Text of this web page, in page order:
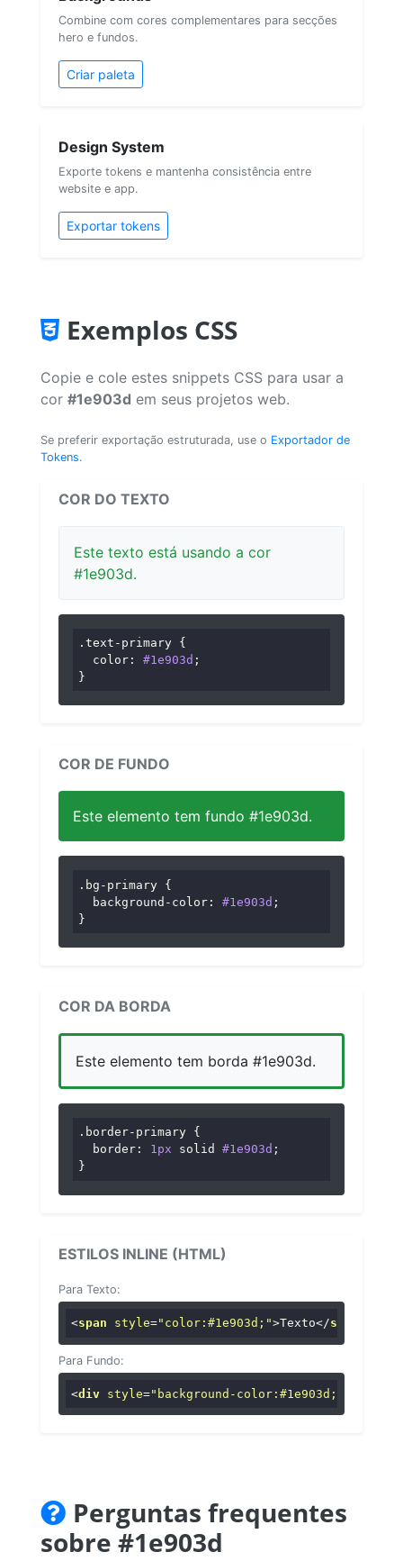
Combine com cores complementares para secções
hero e fundos.
Criar paleta
Design System
Exporte tokens e mantenha consistência entre
website e app.
Exportar tokens
Exemplos CSS
Copie e cole estes snippets CSS para usar a
cor #1e903d em seus projetos web.
Se preferir exportação estruturada, use o Exportador de
Tokens.
COR DO TEXTO
Este texto está usando a cor
#1e903d.
.text-primary {
color : #1e903d ;
}
COR DE FUNDO
Este elemento tem fundo #1e903d.
.bg-primary {
background-color : #1e903d ;
}
COR DA BORDA
Este elemento tem borda #1e903d.
.border-primary {
border : 1px solid #1e903d ;
}
ESTILOS INLINE (HTML)
Para Texto:
<span style="color:#1e903d;">Texto</span
Para Fundo:
<div style="background-color:#1e903d;"
Perguntas frequentes
sobre #1e903d